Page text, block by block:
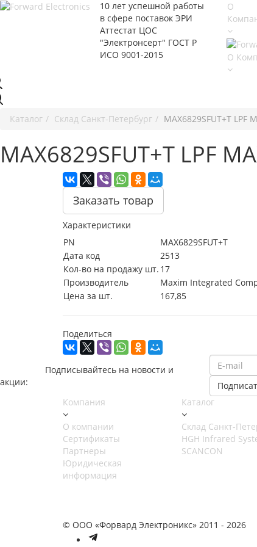
10 лет успешной работы
в сфере поставок ЭРИ
Аттестат ЦОС
"Электронсерт" ГОСТ Р
ИСО 9001-2015
О
О
Каталог Cклад Санкт-Петербург MAX6829SFUT+T LPF
MAX6829SFUT+T LPF
Заказать товар
Характеристики
PN
MAX6829SFUT+T
Дата код
2513
Кол-во на продажу шт. 17
Производитель
Maxim Integrated
Цена за шт.
167,85
Поделиться
Подписывайтесь на новости и
акции:
Компания
О компании
Сертификаты
Партнеры
Юридическая
информация
Каталог
Cклад Санкт-
HGH Infrared
SCANCON
© ООО «Форвард Электроникс» 2011 - 2026